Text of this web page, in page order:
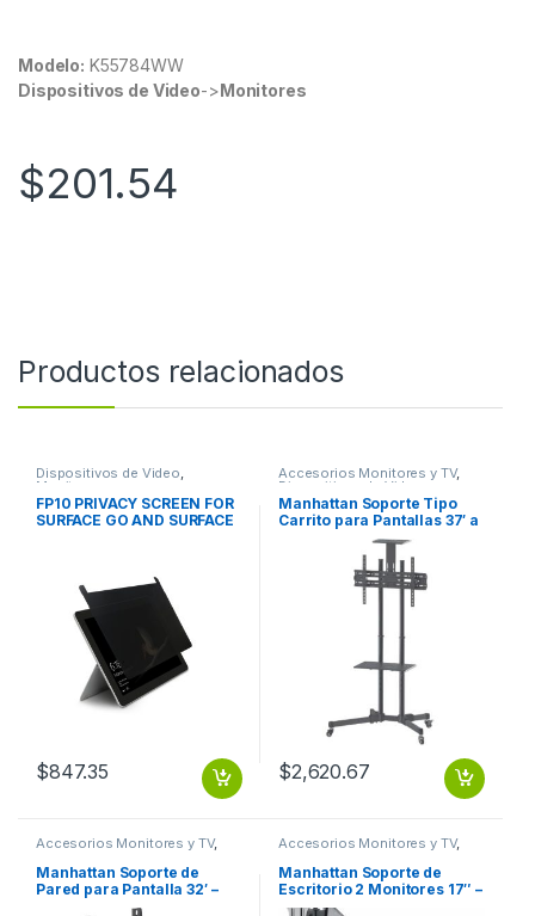
Modelo: K55784WW
Dispositivos de Video-> Monitores
$201.54
Productos relacionados
Dispositivos de Video,
Monitores
FP10 PRIVACY SCREEN FOR
SURFACE GO AND SURFACE
$847.35
Accesorios Monitores y TV,
Dispositivos de Video
Manhattan Soporte Tipo
Carrito para Pantallas 37′ a
70′ o 50KGs, Negro A 70
50KG ALTURA AJUSTABLE
$2,620.67
Accesorios Monitores y TV,
Manhattan Soporte de
Pared para Pantalla 32′ –
55′, hasta 35kg, Negro Y
Accesorios Monitores y TV,
Manhattan Soporte de
Escritorio 2 Monitores 17″ –
32″, hasta 8Kg, Negro A 32